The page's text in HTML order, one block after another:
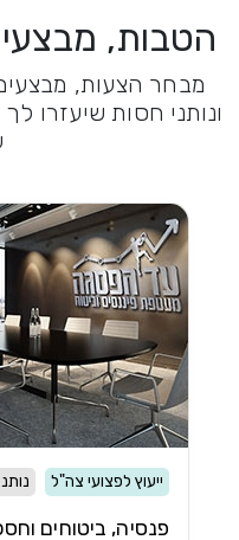
הטבות,
מבחר הצעות,
ונותני חסות שיעזרו
ייעוץ לפצועי צה"ל
פנסיה, ביטוחים